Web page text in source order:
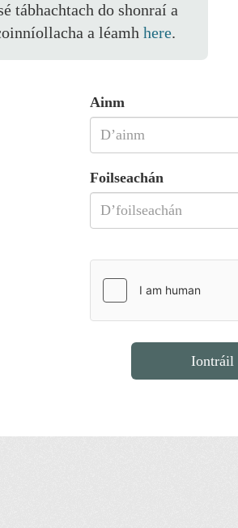
tábhachtach do shonraí a
a léamh here.
Ainm
Foilseachán
Iontráil